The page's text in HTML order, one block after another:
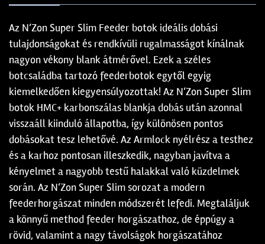
Az N‘Zon Super Slim Feeder botok ideális dobási
tulajdonságokat és rendkívüli rugalmasságot kínálnak
nagyon vékony blank átmérővel. Ezek a széles
botcsaládba tartozó feederbotok egytől egyig
kiemelkedően kiegyensúlyozottak! Az N‘Zon Super Slim
botok HMC+ karbonszálas blankja dobás után azonnal
visszaáll kiinduló állapotba, így különösen pontos
dobásokat tesz lehetővé. Az Armlock nyélrész a testhez
és a karhoz pontosan illeszkedik, nagyban javítva a
kényelmet a nagyobb testű halakkal való küzdelmek
során. Az N‘Zon Super Slim sorozat a modern
feederhorgászat minden módszerét lefedi. Megtaláljuk
a könnyű method feeder horgászathoz, de éppúgy a
rövid, valamint a nagy távolságok horgászatához